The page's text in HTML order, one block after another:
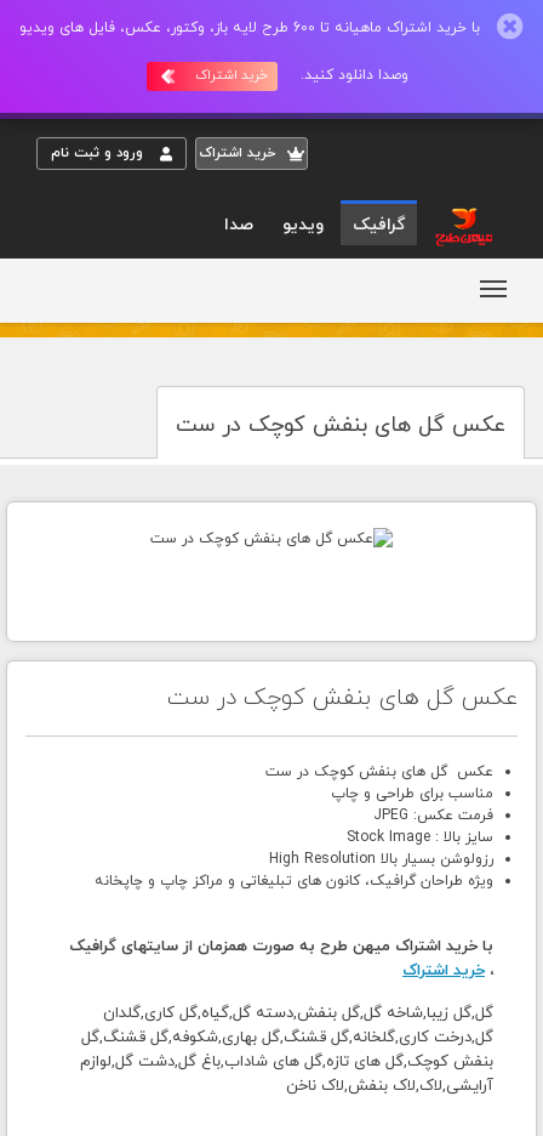
با خرید اشتراک ماهیانه تا 600 طرح لایه باز، وکتور، عکس، فایل های ویدیو
وصدا دانلود کنید. خرید اشتراک
خريد اشتراک ورود و ثبت نام
گرافیک ویدیو صدا
عکس گل های بنفش کوچک در ست
عکس گل های بنفش کوچک در ست
عکس گل های بنفش کوچک در ست
مناسب برای طراحی و چاپ
فرمت عکس: JPEG
سایز بالا : Stock Image
رزولوشن بسیار بالا High Resolution
ویژه طراحان گرافیک، کانون های تبلیغاتی و مراکز چاپ و چاپخانه
با خرید اشتراک میهن طرح به صورت همزمان از سایتهای گرافیک
، خرید اشتراک
گل,گل زیبا,شاخه گل,گل بنفش,دسته گل,گیاه,گل کاری,گلدان
گل,درخت کاری,گلخانه,گل قشنگ,گل بهاری,شکوفه,گل قشنگ,گل
بنفش کوچک,گل های تازه,گل های شاداب,باغ گل,دشت گل,لوازم
آرایشی,لاک,لاک بنفش,لاک ناخن